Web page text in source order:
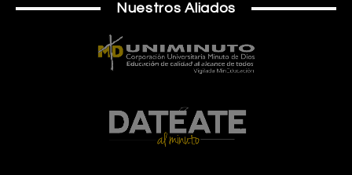
Nuestros Aliados